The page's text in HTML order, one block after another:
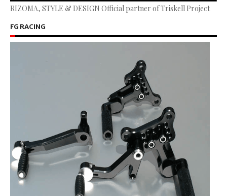
RIZOMA, STYLE & DESIGN Official partner of Triskell Project
FG RACING